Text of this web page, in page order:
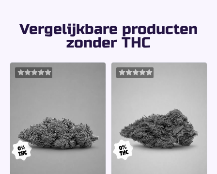
White Widow CBD,
met krachtige aroma’s
Hout- en dennennoten:
gedomineerd door
pineen en caryofylleen voor een intense
aardse basis.
Toetsen van citrus en kruiden: dankzij
limoneen, met een levendige, licht
Vergelijkbare producten
zonder THC